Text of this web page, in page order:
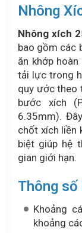
Nhông
Nhông xích
bao gồm các
ăn khớp
tải lực trong
quy ước theo
bước xích
6.35mm).
chốt xích liền
biệt giúp hệ
gian giới hạn.
Thông
Khoảng
khoảng